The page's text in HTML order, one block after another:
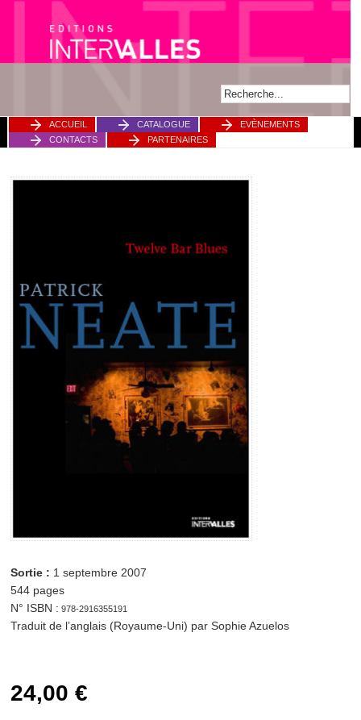
ACCUEIL CATALOGUE
EVÈNEMENTS
CONTACTS
PARTENAIRES
24,00 € quantité
Sortie : 1 septembre 2007
544 pages
N° ISBN : 978-2916355191
Traduit de l’anglais (Royaume-Uni) par Sophie Azuelos
24,00 €